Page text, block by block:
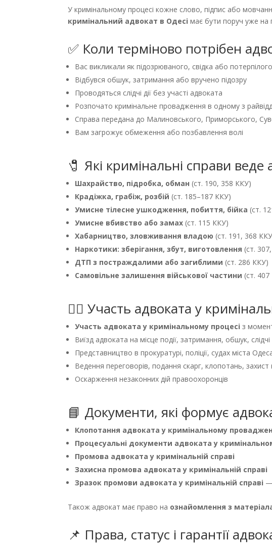
У кримінальному процесі кожне слово, підпис або
кримінальний адвокат в Одесі має бути поруч уже на
✅ Коли терміново потрібен
Вас викликали як підозрюваного, свідка або потерпілого
Відбувся обшук, затримання або вручено підозру
Проводяться слідчі дії без участі адвоката
Розпочато кримінальне провадження в одному з
Справа передана до Малиновського, Приморського,
Вам загрожує обмеження або позбавлення волі
🧷 Які кримінальні справи
Шахрайство, підробка, обман (ст. 190, 358 ККУ)
Крадіжка, грабіж, розбій (ст. 185–187 ККУ)
Умисне тілесне ушкодження, побиття, бійка (ст.
Умисне вбивство або замах (ст. 115 ККУ)
Хабарництво, зловживання владою (ст. 191, 368
Наркотики: зберігання, збут, виготовлення (ст.
ДТП з постраждалими або загиблими (ст. 286 ККУ)
Самовільне залишення військової частини (ст.
👨‍⚖️ Участь адвоката у
Участь адвоката у кримінальному процесі з
Виїзд адвоката на місце події, затримання, обшук, слідчі
Представництво в прокуратурі, поліції, судах міста
Ведення переговорів, подання скарг, клопотань,
Оскарження незаконних дій правоохоронців
📘 Документи, які формує
Клопотання адвоката у кримінальному
Процесуальні документи адвоката у
Промова адвоката у кримінальній справі
Захисна промова адвоката у кримінальній справі
Зразок промови адвоката у кримінальній справі —
Також адвокат має право на ознайомлення з
📌 Права, статус і гарантії